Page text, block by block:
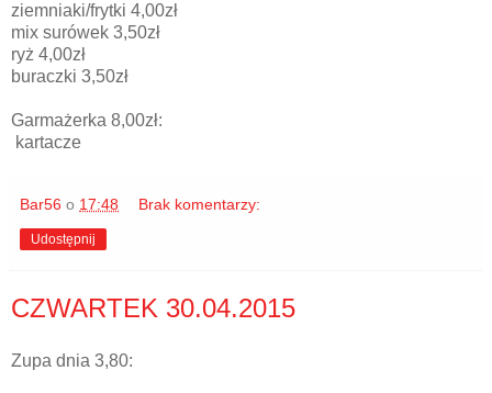
ziemniaki/frytki 4,00zł
mix surówek 3,50zł
ryż 4,00zł
buraczki 3,50zł
Garmażerka 8,00zł:
kartacze
Bar56 o 17:48 Brak komentarzy:
Udostępnij
CZWARTEK 30.04.2015
Zupa dnia 3,80: